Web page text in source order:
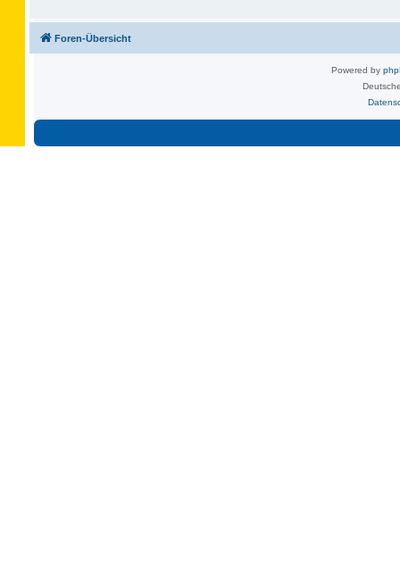
Foren-Übersicht
Powered by